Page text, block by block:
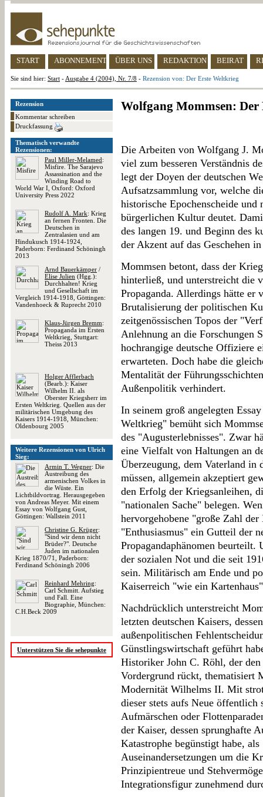
START ABONNEMENT ÜBER UNS REDAKTION BEIRAT
Sie sind hier: Start - Ausgabe 4 (2004), Nr. 7/8 - Rezension von: Der Erste Weltkrieg
Rezension
Kommentar schreiben
Druckfassung
Thematisch verwandte
Rezensionen:
Paul Miller-Melamed:
Misfire. The Sarajevo
Assassination and the
Winding Road to
World War I, Oxford: Oxford
University Press 2022
Rudolf A. Mark: Krieg
an fernen Fronten. Die
Deutschen in
Zentralasien und am
Hindukusch 1914-1924,
Paderborn: Ferdinand Schöningh
2013
Arnd Bauerkämper /
Elise Julien (Hgg.):
Durchhalten! Krieg
und Gesellschaft im
Vergleich 1914-1918, Göttingen:
Vandenhoeck & Ruprecht 2010
Klaus-Jürgen Bremm:
Propaganda im Ersten
Weltkrieg, Stuttgart:
Theiss 2013
Holger Afflerbach
(Bearb.): Kaiser
Wilhelm II. als
Oberster Kriegsherr im
Ersten Weltkrieg. Quellen aus der
militärischen Umgebung des
Kaisers 1914-1918, München:
Oldenbourg 2005
Weitere Rezensionen von Ulrich
Sieg:
Armin T. Wegner: Die
Austreibung des
armenischen Volkes in
die Wüste. Ein
Lichtbildvortrag. Herausgegeben
von Andreas Meyer. Mit einem
Essay von Wolfgang Gust,
Göttingen: Wallstein 2011
Christine G. Krüger:
"Sind wir denn nicht
Brüder?". Deutsche
Juden im nationalen
Krieg 1870/71, Paderborn:
Ferdinand Schöningh 2006
Reinhard Mehring:
Carl Schmitt. Aufstieg
und Fall. Eine
Biographie, München:
C.H.Beck 2009
Unterstützen Sie die sehepunkte
Wolfgang Mommsen:
Die Arbeiten von Wolfgang J.
viel zum besseren Verständnis
legt der Doyen der deutschen
Aufsatzsammlung vor, welche
historische Epochenscheide und
bürgerlichen Kultur deutet.
des langen 19. und Beginn des
der Akzent auf das Geschehen
Mommsen betont, dass der
hinterließ, und unterstreicht die
Propaganda. Allerdings hätte er
Brutalisierung der politischen
zeitgenössischen Topos der
Anlehnung an die Forschungen
hochrangige deutsche Offiziere
erwarteten. Doch habe die
Mentalität der
Außenpolitik verhindert.
In seinem groß angelegten
Weltkrieg" bemüht sich
des "Augusterlebnisses". Zwar
eine Vielfalt von Haltungen an
Überzeugung, dem Vaterland in
müssen, allgemein akzeptiert
den Erfolg der Kriegsanleihen,
"nationalen Sache" belegen.
hervorgehobene "große Zahl
"Enthusiasmus" ein Gutteil der
Propagandaphänomen
der sozialen Not und die seit
sein. Militärisch am Ende und
Kaiserreich "wie ein
Nachdrücklich unterstreicht
letzten deutschen Kaisers,
außenpolitischen
Günstlingswirtschaft geführt
Historiker John C. Röhl, der
Vordergrund rückt, thematisiert
Modernität Wilhelms II. Mit
dieser stets aufs Neue
Aufmärschen oder
der Kaiser, dessen sprunghafte
Katastrophe begünstigt habe,
Auseinandersetzungen um die
Prinzipientreue und
Integrationsfigur zunehmend